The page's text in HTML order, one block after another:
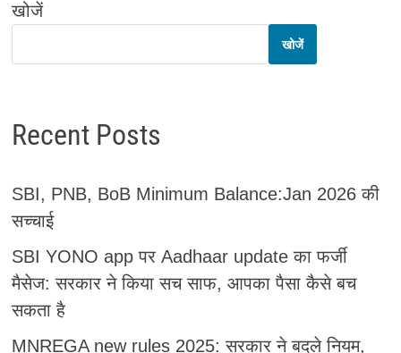
खोजें
खोजें
Recent Posts
SBI, PNB, BoB Minimum Balance:Jan 2026 की
सच्चाई
SBI YONO app पर Aadhaar update का फर्जी
मैसेज: सरकार ने किया सच साफ, आपका पैसा कैसे बच
सकता है
MNREGA new rules 2025: सरकार ने बदले नियम,